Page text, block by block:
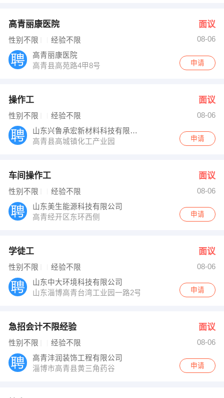
高青丽康医院 面议
性别不限 经验不限
08-06
高青丽康医院
高青县高苑路4甲8号
申请
操作工 面议
性别不限 经验不限
08-06
山东兴鲁承宏新材料科技有限公司
高青县高城镇化工产业园
申请
车间操作工 面议
性别不限 经验不限
08-06
山东美生能源科技有限公司
高青经开区东环西侧
申请
学徒工 面议
性别不限 经验不限
08-06
山东中大环境科技有限公司
山东淄博高青台湾工业园一路2号
申请
急招会计不限经验 面议
性别不限 经验不限
08-06
高青沣润装饰工程有限公司
淄博市高青县黄三角药谷
申请